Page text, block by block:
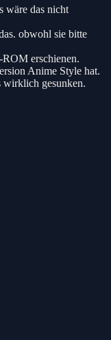
wäre das nicht
obwohl sie bitte
erschienen.
Anime Style hat.
wirklich gesunken.